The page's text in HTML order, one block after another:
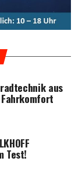
aus
Test!